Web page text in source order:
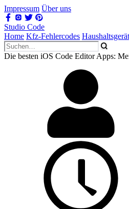
Impressum Über uns
Studio Code
Home Kfz-Fehlercodes
Die besten iOS Code Editor Apps: